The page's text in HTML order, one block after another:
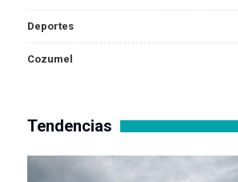
Deportes
Cozumel
Tendencias